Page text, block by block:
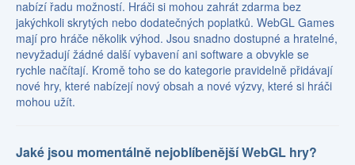
nabízí řadu možností. Hráči si mohou zahrát zdarma bez
jakýchkoli skrytých nebo dodatečných poplatků. WebGL Games
mají pro hráče několik výhod. Jsou snadno dostupné a hratelné,
nevyžadují žádné další vybavení ani software a obvykle se
rychle načítají. Kromě toho se do kategorie pravidelně přidávají
nové hry, které nabízejí nový obsah a nové výzvy, které si hráči
mohou užít.
Jaké jsou momentálně nejoblíbenější WebGL hry?